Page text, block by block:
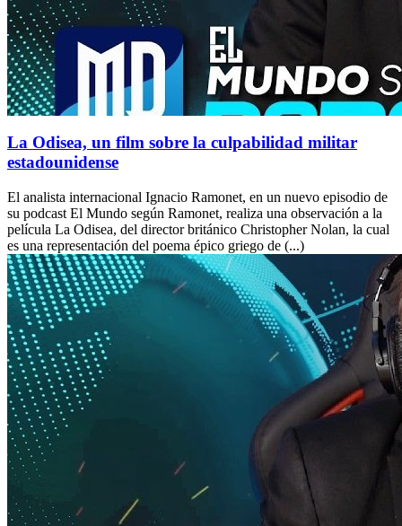
La Odisea, un film sobre la culpabilidad militar
estadounidense
El analista internacional Ignacio Ramonet, en un nuevo episodio de
su podcast El Mundo según Ramonet, realiza una observación a la
película La Odisea, del director británico Christopher Nolan, la cual
es una representación del poema épico griego de (...)